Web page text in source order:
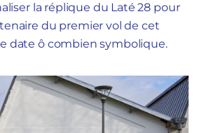
la réplique du Laté 28 pour
du premier vol de cet
date ô combien symbolique.